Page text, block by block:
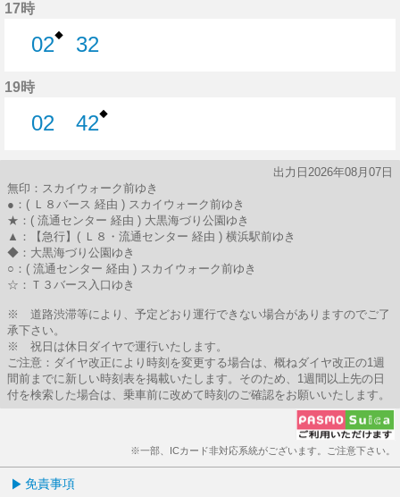
17時
02◆
32
19時
02
42◆
出力日2026年08月07日
無印：スカイウォーク前ゆき
●：( Ｌ８バース 経由 ) スカイウォーク前ゆき
★：( 流通センター 経由 ) 大黒海づり公園ゆき
▲：【急行】( Ｌ８・流通センター 経由 ) 横浜駅前ゆき
◆：大黒海づり公園ゆき
○：( 流通センター 経由 ) スカイウォーク前ゆき
☆：Ｔ３バース入口ゆき
※ 道路渋滞等により、予定どおり運行できない場合がありますのでご了
承下さい。
※ 祝日は休日ダイヤで運行いたします。
ご注意：ダイヤ改正により時刻を変更する場合は、概ねダイヤ改正の1週
間前までに新しい時刻表を掲載いたします。そのため、1週間以上先の日
付を検索した場合は、乗車前に改めて時刻のご確認をお願いいたします。
※一部、ICカード非対応系統がございます。ご注意下さい。
免責事項